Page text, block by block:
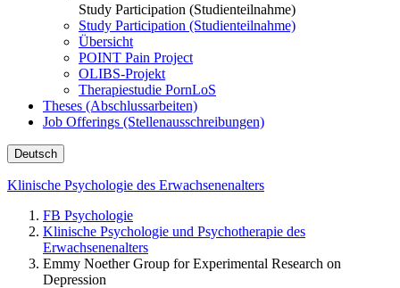
Study Participation (Studienteilnahme)
Study Participation (Studienteilnahme)
Übersicht
POINT Pain Project
OLIBS-Projekt
Therapiestudie PornLoS
Theses (Abschlussarbeiten)
Job Offerings (Stellenausschreibungen)
Deutsch
Klinische Psychologie des Erwachsenenalters
FB Psychologie
Klinische Psychologie und Psychotherapie des
Erwachsenenalters
Emmy Noether Group for Experimental Research on
Depression